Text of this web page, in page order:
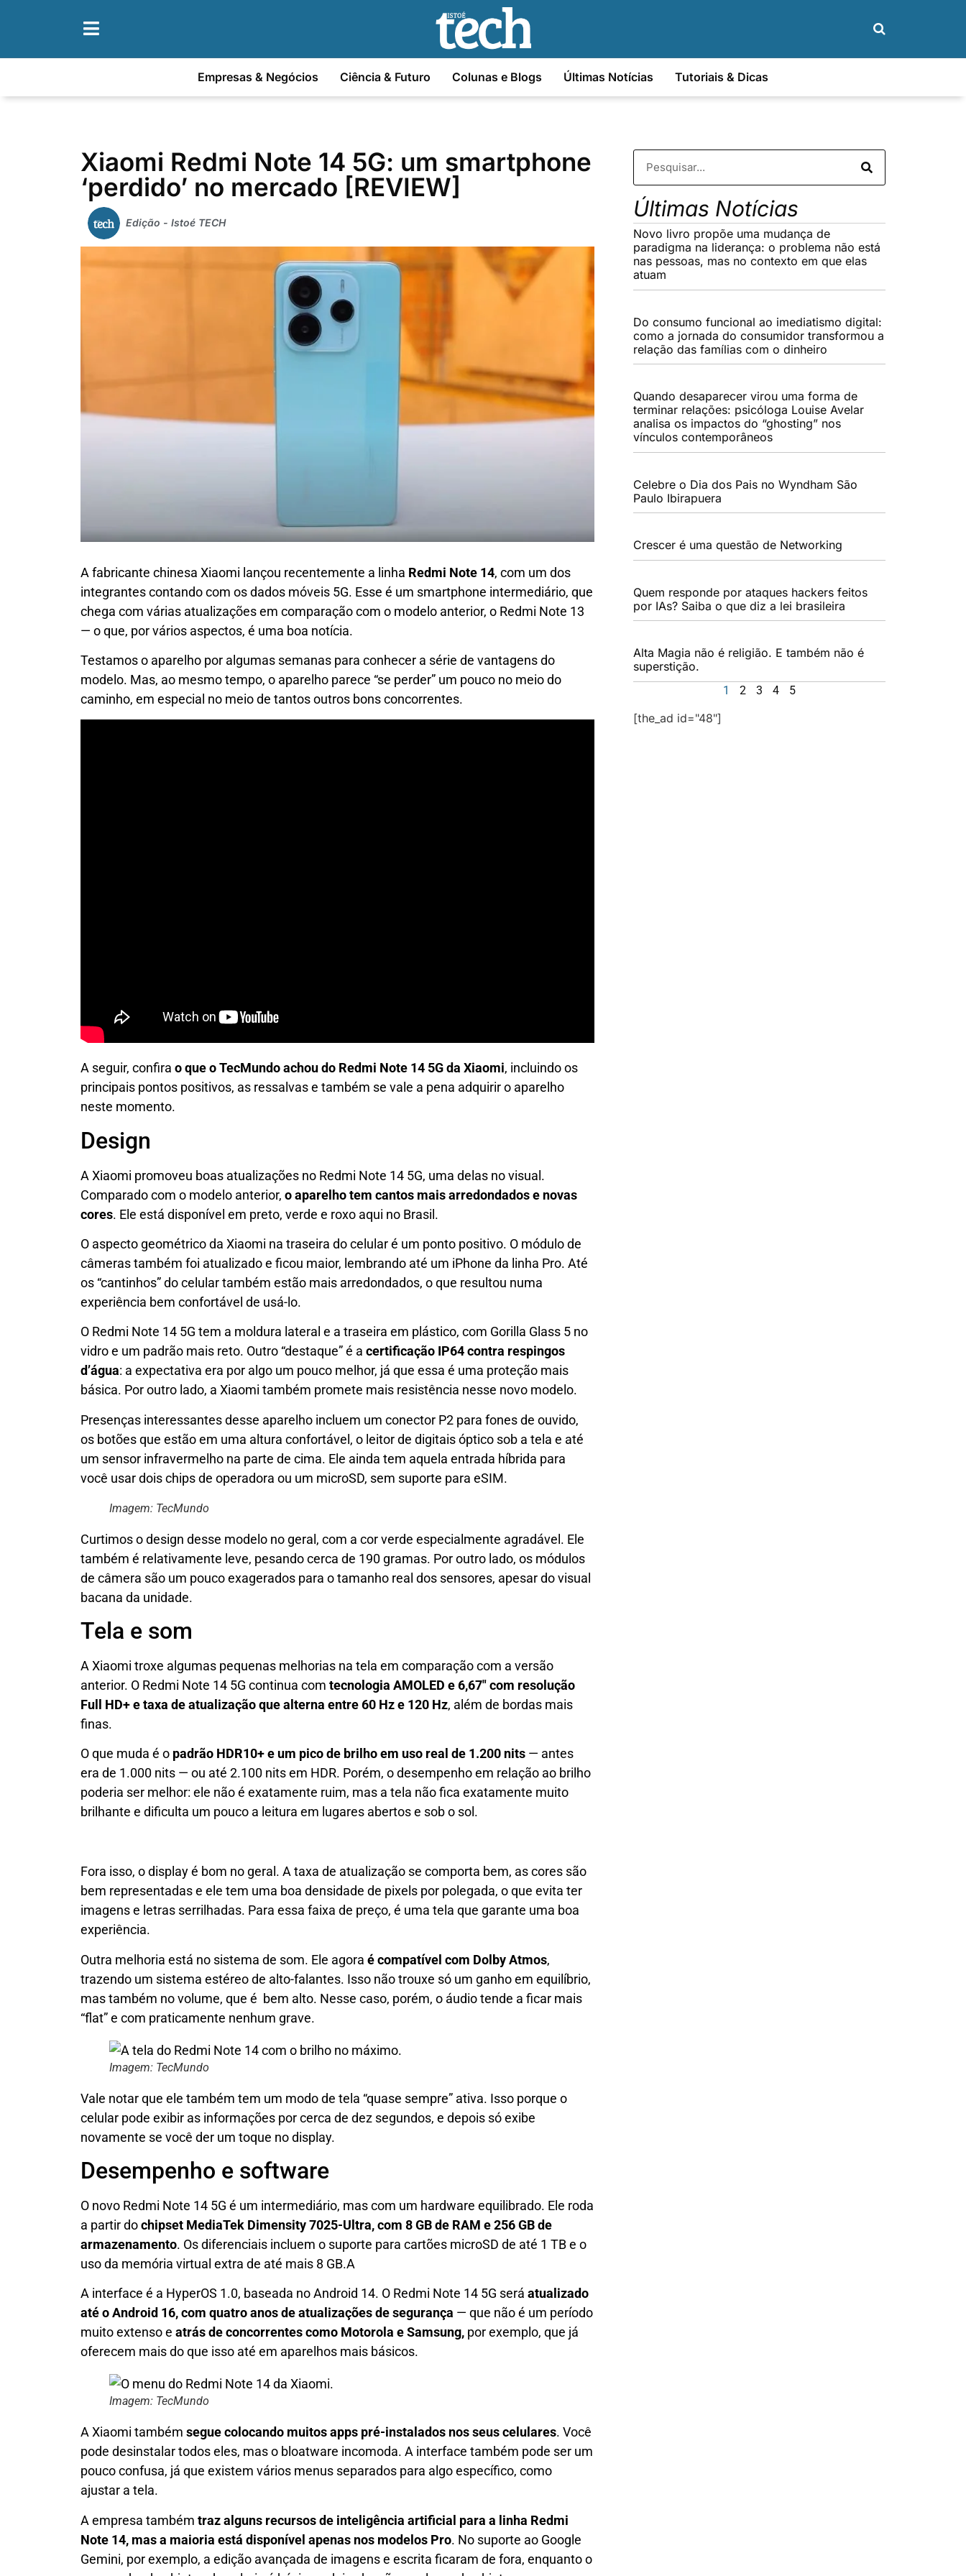
Empresas & Negócios Ciência & Futuro Colunas e Blogs Últimas Notícias Tutoriais & Dicas
Xiaomi Redmi Note 14 5G: um smartphone
‘perdido’ no mercado [REVIEW]
Edição - Istoé TECH
A fabricante chinesa Xiaomi lançou recentemente a linha Redmi Note 14, com um dos
integrantes contando com os dados móveis 5G. Esse é um smartphone intermediário, que
chega com várias atualizações em comparação com o modelo anterior, o Redmi Note 13
— o que, por vários aspectos, é uma boa notícia.
Testamos o aparelho por algumas semanas para conhecer a série de vantagens do
modelo. Mas, ao mesmo tempo, o aparelho parece “se perder” um pouco no meio do
caminho, em especial no meio de tantos outros bons concorrentes.
A seguir, confira o que o TecMundo achou do Redmi Note 14 5G da Xiaomi, incluindo os
principais pontos positivos, as ressalvas e também se vale a pena adquirir o aparelho
neste momento.
Design
A Xiaomi promoveu boas atualizações no Redmi Note 14 5G, uma delas no visual.
Comparado com o modelo anterior, o aparelho tem cantos mais arredondados e novas
cores. Ele está disponível em preto, verde e roxo aqui no Brasil.
O aspecto geométrico da Xiaomi na traseira do celular é um ponto positivo. O módulo de
câmeras também foi atualizado e ficou maior, lembrando até um iPhone da linha Pro. Até
os “cantinhos” do celular também estão mais arredondados, o que resultou numa
experiência bem confortável de usá-lo.
O Redmi Note 14 5G tem a moldura lateral e a traseira em plástico, com Gorilla Glass 5 no
vidro e um padrão mais reto. Outro “destaque” é a certificação IP64 contra respingos
d’água: a expectativa era por algo um pouco melhor, já que essa é uma proteção mais
básica. Por outro lado, a Xiaomi também promete mais resistência nesse novo modelo.
Presenças interessantes desse aparelho incluem um conector P2 para fones de ouvido,
os botões que estão em uma altura confortável, o leitor de digitais óptico sob a tela e até
um sensor infravermelho na parte de cima. Ele ainda tem aquela entrada híbrida para
você usar dois chips de operadora ou um microSD, sem suporte para eSIM.
Imagem: TecMundo
Curtimos o design desse modelo no geral, com a cor verde especialmente agradável. Ele
também é relativamente leve, pesando cerca de 190 gramas. Por outro lado, os módulos
de câmera são um pouco exagerados para o tamanho real dos sensores, apesar do visual
bacana da unidade.
Tela e som
A Xiaomi troxe algumas pequenas melhorias na tela em comparação com a versão
anterior. O Redmi Note 14 5G continua com tecnologia AMOLED e 6,67″ com resolução
Full HD+ e taxa de atualização que alterna entre 60 Hz e 120 Hz, além de bordas mais
finas.
O que muda é o padrão HDR10+ e um pico de brilho em uso real de 1.200 nits — antes
era de 1.000 nits — ou até 2.100 nits em HDR. Porém, o desempenho em relação ao brilho
poderia ser melhor: ele não é exatamente ruim, mas a tela não fica exatamente muito
brilhante e dificulta um pouco a leitura em lugares abertos e sob o sol.
Fora isso, o display é bom no geral. A taxa de atualização se comporta bem, as cores são
bem representadas e ele tem uma boa densidade de pixels por polegada, o que evita ter
imagens e letras serrilhadas. Para essa faixa de preço, é uma tela que garante uma boa
experiência.
Outra melhoria está no sistema de som. Ele agora é compatível com Dolby Atmos,
trazendo um sistema estéreo de alto-falantes. Isso não trouxe só um ganho em equilíbrio,
mas também no volume, que é bem alto. Nesse caso, porém, o áudio tende a ficar mais
“flat” e com praticamente nenhum grave.
Imagem: TecMundo
Vale notar que ele também tem um modo de tela “quase sempre” ativa. Isso porque o
celular pode exibir as informações por cerca de dez segundos, e depois só exibe
novamente se você der um toque no display.
Desempenho e software
O novo Redmi Note 14 5G é um intermediário, mas com um hardware equilibrado. Ele roda
a partir dochipset MediaTek Dimensity 7025-Ultra, com 8 GB de RAM e 256 GB de
armazenamento. Os diferenciais incluem o suporte para cartões microSD de até 1 TB e o
uso da memória virtual extra de até mais 8 GB.A
A interface é a HyperOS 1.0, baseada no Android 14. O Redmi Note 14 5G será atualizado
até o Android 16, com quatro anos de atualizações de segurança — que não é um período
muito extenso e atrás de concorrentes como Motorola e Samsung, por exemplo, que já
oferecem mais do que isso até em aparelhos mais básicos.
Imagem: TecMundo
A Xiaomi também segue colocando muitos apps pré-instalados nos seus celulares. Você
pode desinstalar todos eles, mas o bloatware incomoda. A interface também pode ser um
pouco confusa, já que existem vários menus separados para algo específico, como
ajustar a tela.
A empresa também traz alguns recursos de inteligência artificial para a linha Redmi
Note 14, mas a maioria está disponível apenas nos modelos Pro. No suporte ao Google
Gemini, por exemplo, a edição avançada de imagens e escrita ficaram de fora, enquanto o
Últimas Notícias
Novo livro propõe uma mudança de
paradigma na liderança: o problema não está
nas pessoas, mas no contexto em que elas
atuam
Do consumo funcional ao imediatismo digital:
como a jornada do consumidor transformou a
relação das famílias com o dinheiro
Quando desaparecer virou uma forma de
terminar relações: psicóloga Louise Avelar
analisa os impactos do “ghosting” nos
vínculos contemporâneos
Celebre o Dia dos Pais no Wyndham São
Paulo Ibirapuera
Crescer é uma questão de Networking
Quem responde por ataques hackers feitos
por IAs? Saiba o que diz a lei brasileira
Alta Magia não é religião. E também não é
superstição.
1 2 3 4 5
[the_ad id="48"]